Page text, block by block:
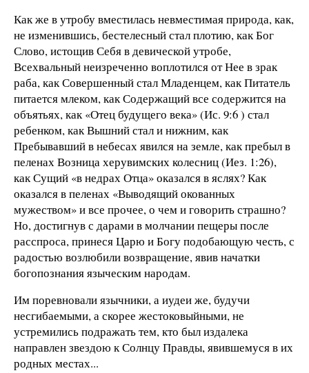
Как же в утробу вместилась невместимая природа, как,
не изменившись, бестелесный стал плотию, как Бог
Слово, истощив Себя в девической утробе,
Всехвальный неизреченно воплотился от Нее в зрак
раба, как Совершенный стал Младенцем, как Питатель
питается млеком, как Содержащий все содержится на
объятьях, как «Отец будущего века» (Ис. 9:6 ) стал
ребенком, как Вышний стал и нижним, как
Пребывавший в небесах явился на земле, как пребыл в
пеленах Возница херувимских колесниц (Иез. 1:26),
как Сущий «в недрах Отца» оказался в яслях? Как
оказался в пеленах «Выводящий окованных
мужеством» и все прочее, о чем и говорить страшно?
Но, достигнув с дарами в молчании пещеры после
расспроса, принеся Царю и Богу подобающую честь, с
радостью возлюбили возвращение, явив начатки
богопознания языческим народам.
Им поревновали язычники, а иудеи же, будучи
несгибаемыми, а скорее жестоковыйными, не
устремились подражать тем, кто был издалека
направлен звездою к Солнцу Правды, явившемуся в их
родных местах...